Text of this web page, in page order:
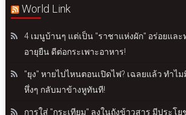
World Link
4 เมนูบ้านๆ แต่เป็น "ราชาแห่งผัก" อร่อยแล
อายุยืน ดีต่อกระเพาะอาหาร!
"ยุง" หายไปไหนตอนเปิดไฟ? เฉลยแล้ว ทำไ
หึ่งๆ กลับมาข้างหูทันที!
การใส่ "กระเทียม" ลงในถังข้าวสาร มีประโย